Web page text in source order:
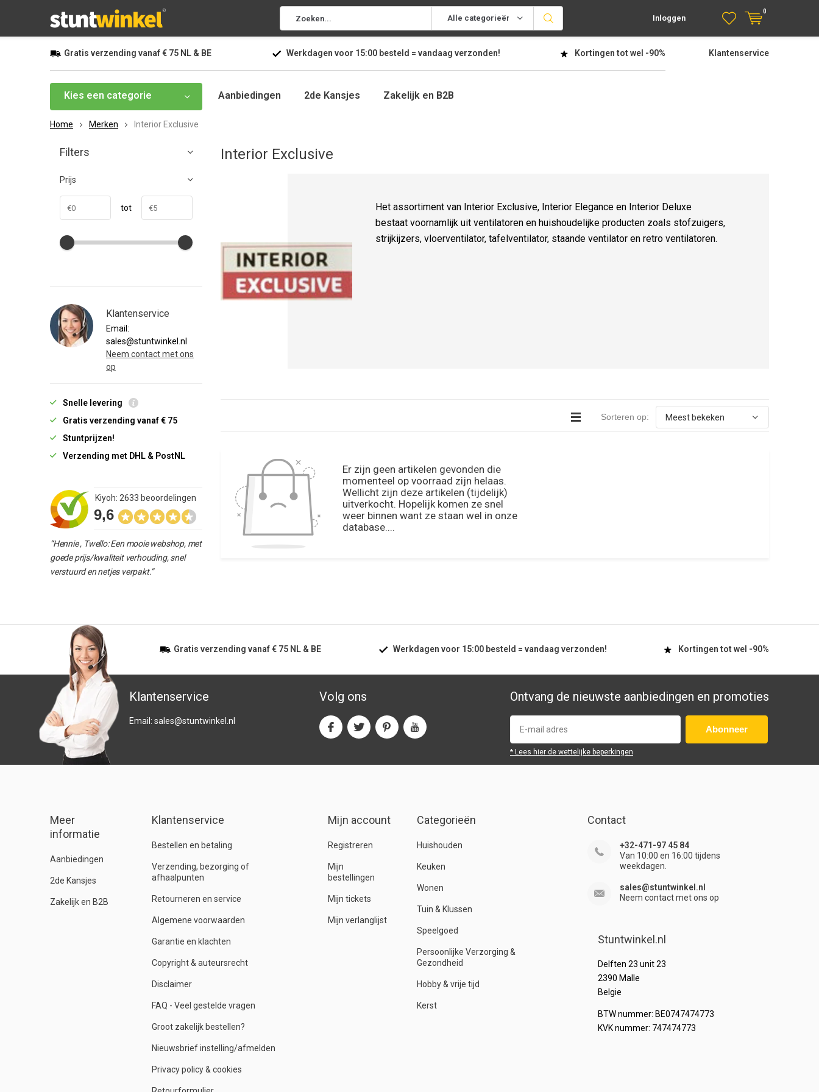
Alle categorieën Inloggen
0
Gratis verzending vanaf€ 75 NL & BE Werkdagen voor 15:00besteld = vandaag verzonden! Kortingen tot wel -90% Klantenservice
Kies een categorie Aanbiedingen 2de Kansjes Zakelijk en B2B
Home Merken Interior Exclusive
Interior Exclusive
Het assortiment van Interior Exclusive, Interior Elegance en Interior Deluxe
bestaat voornamlijk uit ventilatoren en huishoudelijke producten zoals stofzuigers,
strijkijzers, vloerventilator, tafelventilator, staande ventilator en retro ventilatoren.
Sorteren op:
Er zijn geen artikelen gevonden die
momenteel op voorraad zijn helaas.
Wellicht zijn deze artikelen (tijdelijk)
uitverkocht. Hopelijk komen ze snel
weer binnen want ze staan wel in onze
database....
Filters
Prijs
tot
Klantenservice
Email:
sales@stuntwinkel.nl
Neem contact met ons
op
Snelle levering
Gratis verzending vanaf € 75
Stuntprijzen!
Verzending met DHL & PostNL
9,6
Kiyoh: 2633 beoordelingen
“Hennie , Twello: Een mooie webshop, met
goede prijs/kwaliteit verhouding, snel
verstuurd en netjes verpakt.”
Gratis verzending vanaf€ 75 NL & BE Werkdagen voor 15:00besteld = vandaag verzonden! Kortingen tot wel -90%
Klantenservice
Email: sales@stuntwinkel.nl
Volg ons Ontvang de nieuwste aanbiedingen en promoties
Abonneer
* Lees hier de wettelijke beperkingen
Meer
informatie
Aanbiedingen
2de Kansjes
Zakelijk en B2B
Klantenservice
Bestellen en betaling
Verzending, bezorging of
afhaalpunten
Retourneren en service
Algemene voorwaarden
Garantie en klachten
Copyright & auteursrecht
Disclaimer
FAQ - Veel gestelde vragen
Groot zakelijk bestellen?
Nieuwsbrief instelling/afmelden
Privacy policy & cookies
Mijn account
Registreren
Mijn
bestellingen
Mijn tickets
Mijn verlanglijst
Categorieën
Huishouden
Keuken
Wonen
Tuin & Klussen
Speelgoed
Persoonlijke Verzorging &
Gezondheid
Hobby & vrije tijd
Kerst
Contact
+32-471-97 45 84
Van 10:00 en 16:00 tijdens
weekdagen.
sales@stuntwinkel.nl
Neem contact met ons op
Stuntwinkel.nl
Delften 23 unit 23
2390 Malle
Belgie
BTW nummer: BE0747474773
KVK nummer: 747474773